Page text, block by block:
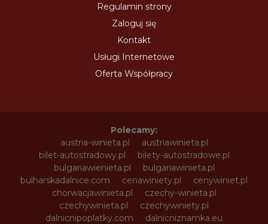
Regulamin strony
Zaloguj się
Kontakt
Usługi Internetowe
Oferta Współpracy
Polecamy:
austria-winieta.pl
austriawinieta.pl
bilet-autostradowy.pl
bilety-autostradowe.pl
bulgariawienieta.pl
bulgariawinieta.pl
bulharskadalnice.com
cenawiniety.pl
cenywiniet.pl
chorwacjawinieta.pl
czechy-winieta.pl
czechywinieta.pl
czechywiniety.pl
dalnicnipoplatky.com
dalnicniznamka.eu